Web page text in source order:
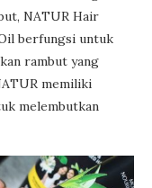
NATUR Hair
berfungsi untuk
rambut yang
memiliki
melembutkan